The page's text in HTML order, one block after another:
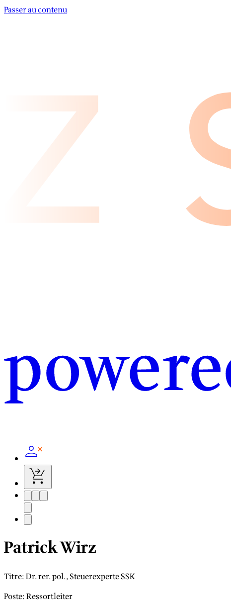
Passer au contenu
Patrick Wirz
Titre:Dr. rer. pol., Steuerexperte SSK
Poste:Ressortleiter